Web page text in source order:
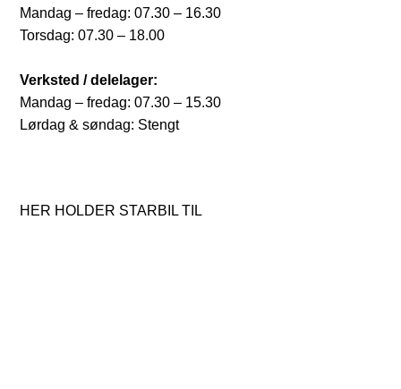
Mandag – fredag: 07.30 – 16.30
Torsdag: 07.30 – 18.00
Verksted / delelager:
Mandag – fredag: 07.30 – 15.30
Lørdag & søndag: Stengt
HER HOLDER STARBIL TIL